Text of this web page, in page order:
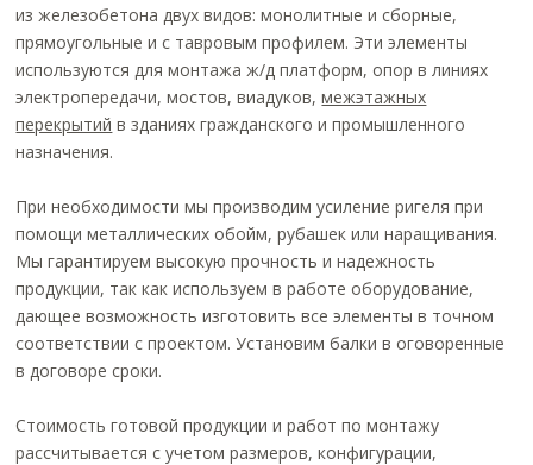
из железобетона двух видов: монолитные и сборные,
прямоугольные и с тавровым профилем. Эти элементы
используются для монтажа ж/д платформ, опор в линиях
электропередачи, мостов, виадуков,межэтажных
перекрытий в зданиях гражданского и промышленного
назначения.
При необходимости мы производим усиление ригеля при
помощи металлических обойм, рубашек или наращивания.
Мы гарантируем высокую прочность и надежность
продукции, так как используем в работе оборудование,
дающее возможность изготовить все элементы в точном
соответствии с проектом. Установим балки в оговоренные
в договоре сроки.
Стоимость готовой продукции и работ по монтажу
рассчитывается с учетом размеров, конфигурации,